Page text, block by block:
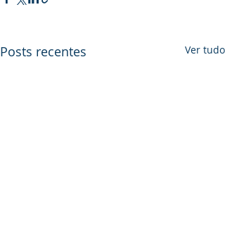
Posts recentes Ver tudo